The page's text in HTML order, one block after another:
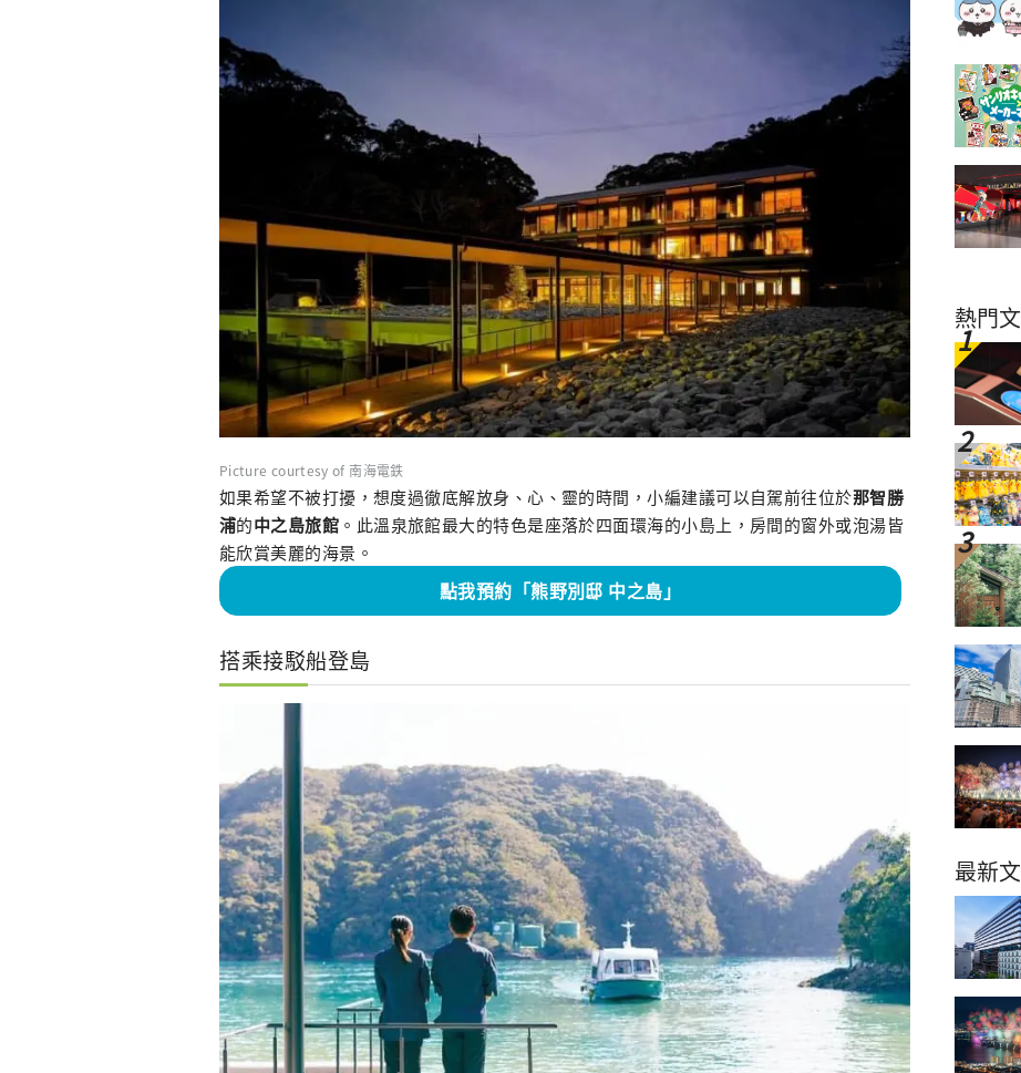
Picture courtesy of 南海電鉄
如果希望不被打擾，想度過徹底解放身、心、靈的時間，小編建議可以自駕前往位於那智勝
浦的中之島旅館 。此溫泉旅館最大的特色是座落於四面環海的小島上，房間的窗外或泡湯皆
能欣賞美麗的海景。
點我預約「熊野別邸 中之島」
搭乘接駁船登島
熱門
最新